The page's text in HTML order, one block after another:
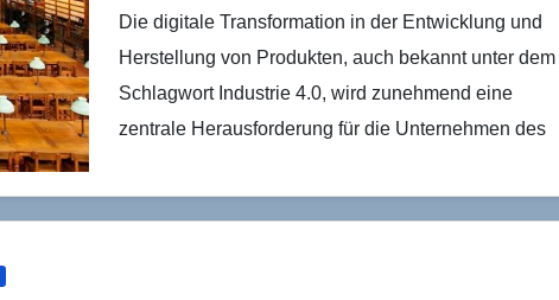
Die digitale Transformation in der Entwicklung und
Herstellung von Produkten, auch bekannt unter dem
Schlagwort Industrie 4.0, wird zunehmend eine
zentrale Herausforderung für die Unternehmen des